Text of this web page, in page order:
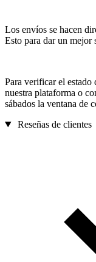
Los envíos se hacen
Esto para dar un
Para verificar el estado
nuestra plataforma o
sábados la ventana de
Reseñas de clientes